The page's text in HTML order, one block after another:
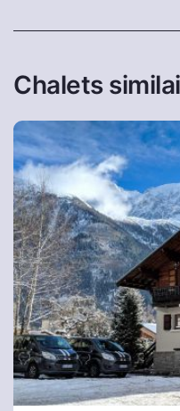
Chalets